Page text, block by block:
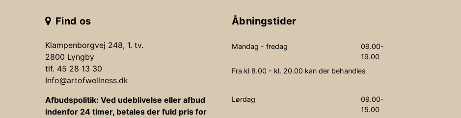
Find os
Klampenborgvej 248, 1. tv.
2800 Lyngby
tlf. 45 28 13 30
Info@artofwellness.dk
Afbudspolitik: Ved udeblivelse eller afbud
indenfor 24 timer, betales der fuld pris for
Åbningstider
Mandag - fredag
09.00-
19.00
Fra kl 8.00 - kl. 20.00 kan der behandles
Lørdag
09.00-
15.00